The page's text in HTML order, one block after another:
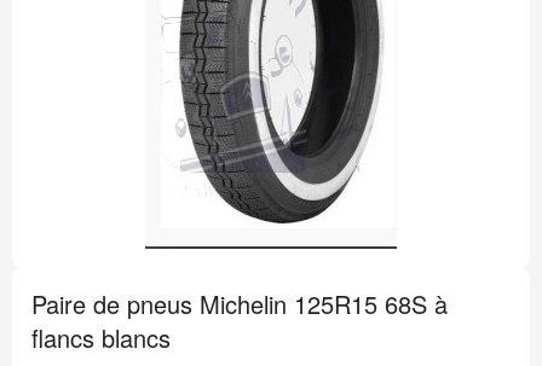
début
de
la
Paire de pneus Michelin 125R15 68S à
flancs blancs